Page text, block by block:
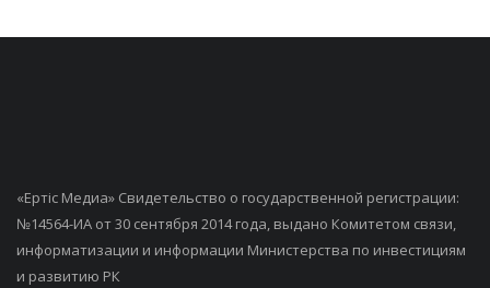
«Ертiс Медиа» Свидетельство о государственной регистрации:
№14564-ИА от 30 сентября 2014 года, выдано Комитетом связи,
информатизации и информации Министерства по инвестициям
и развитию РК